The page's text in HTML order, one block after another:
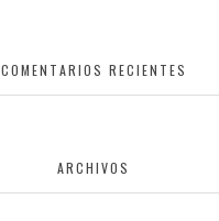
COMENTARIOS RECIENTES
ARCHIVOS